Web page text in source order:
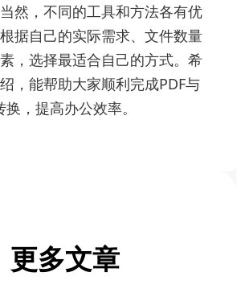
然，不同的工具和方法各有优
据自己的实际需求、文件数量
，选择最适合自己的方式。希
，能帮助大家顺利完成PDF与
，提高办公效率。
更多文章